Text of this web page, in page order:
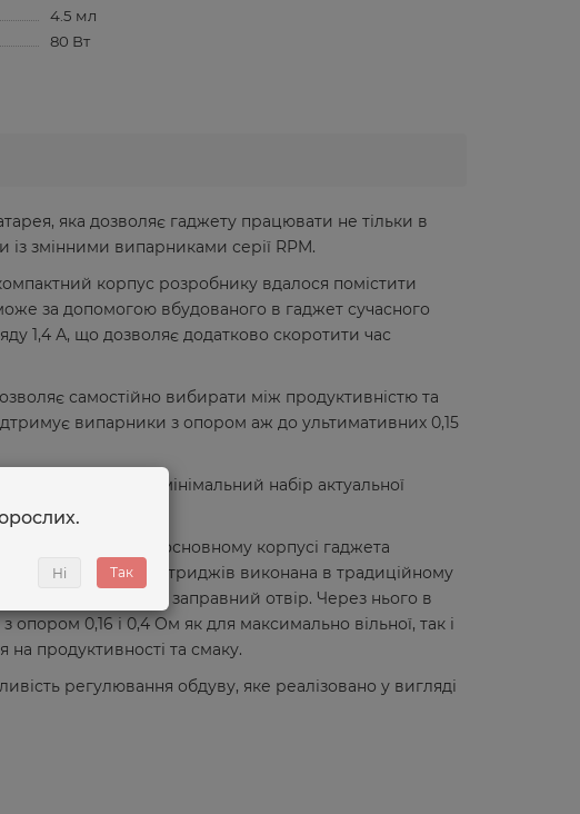
4.5 мл
80 Вт
яка дозволяє гаджету працювати не тільки в
змінними випарниками серії RPM.
корпус розробнику вдалося помістити
за допомогою вбудованого в гаджет сучасного
1,4 А, що дозволяє додатково скоротити час
самостійно вибирати між продуктивністю та
випарники з опором аж до ультимативних 0,15
відображається мінімальний набір актуальної
RPM та RPM2. В основному корпусі гаджета
Заправка картриджів виконана в традиційному
що прикриває заправний отвір. Через нього в
0,16 і 0,4 Ом як для максимально вільної, так і
на продуктивності та смаку.
регулювання обдуву, яке реалізовано у вигляді
Ні Так